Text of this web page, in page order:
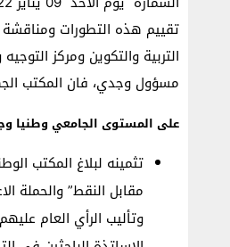
تقييم هذه التطورات
مسؤول وجدي، فان المكتب
على المستوى الجامعي وطنيا
مقابل النقط” والحملة
وتأليب الرأي العام